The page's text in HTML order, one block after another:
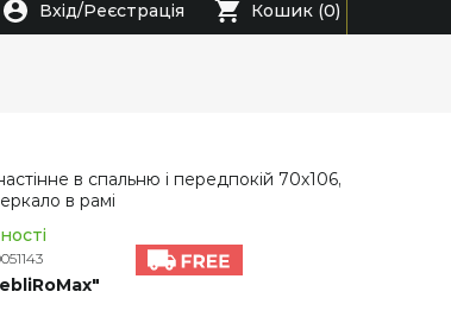
Вхід/Реєстрація Кошик (0)
в спальню і передпокій 70х106,
в рамі